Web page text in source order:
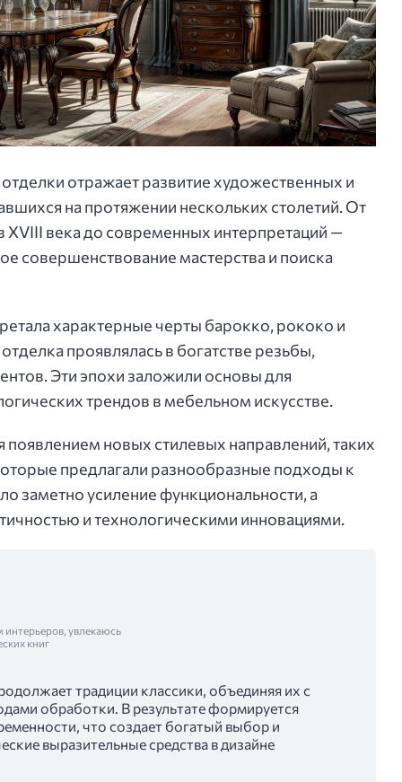
отражает развитие художественных и
на протяжении нескольких столетий. От
века до современных интерпретаций —
совершенствование мастерства и поиска
характерные черты барокко, рококо и
проявлялась в богатстве резьбы,
Эти эпохи заложили основы для
трендов в мебельном искусстве.
новых стилевых направлений, таких
предлагали разнообразные подходы к
заметно усиление функциональности, а
и технологическими инновациями.
интерьеров, увлекаюсь
книг
традиции классики, объединяя их с
обработки. В результате формируется
что создает богатый выбор и
выразительные средства в дизайне